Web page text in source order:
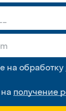
на обработку
получение